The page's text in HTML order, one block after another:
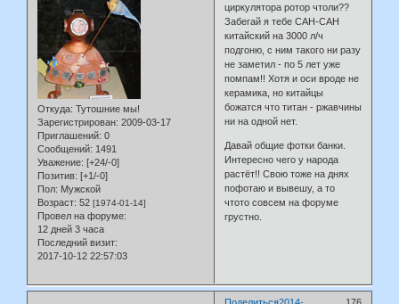
Откуда: Тутошние мы!
Зарегистрирован: 2009-03-17
Приглашений: 0
Сообщений: 1491
Уважение: [+24/-0]
Позитив: [+1/-0]
Пол: Мужской
Возраст: 52 [1974-01-14]
Провел на форуме:
12 дней 3 часа
Последний визит:
2017-10-12 22:57:03
циркулятора ротор чтоли??
Забегай я тебе САН-САН
китайский на 3000 л/ч
подгоню, с ним такого ни разу
не заметил - по 5 лет уже
помпам!! Хотя и оси вроде не
керамика, но китайцы
божатся что титан - ржавчины
ни на одной нет.
Давай общие фотки банки.
Интересно чего у народа
растёт!! Свою тоже на днях
пофотаю и вывешу, а то
чтото совсем на форуме
грустно.